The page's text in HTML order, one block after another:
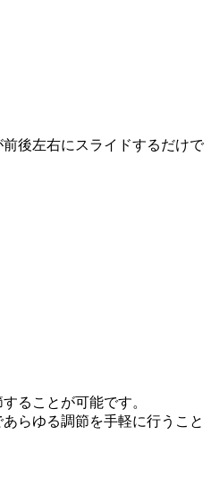
後左右にスライドするだけで
ることが可能です。
らゆる調節を手軽に行うこと